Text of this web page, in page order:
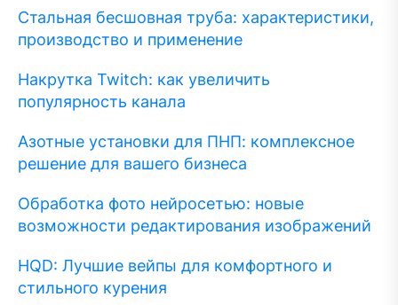
Стальная бесшовная труба: характеристики,
производство и применение
Накрутка Twitch: как увеличить
популярность канала
Азотные установки для ПНП: комплексное
решение для вашего бизнеса
Обработка фото нейросетью: новые
возможности редактирования изображений
HQD: Лучшие вейпы для комфортного и
стильного курения